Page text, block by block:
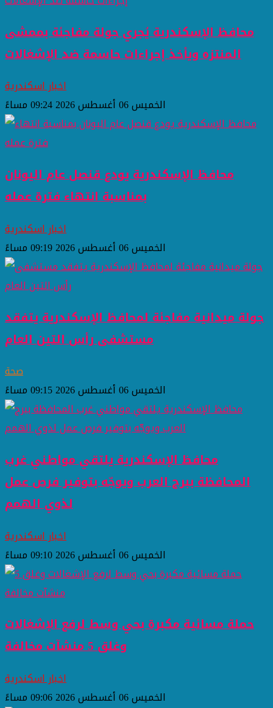
محافظ الإسكندرية يُجري جولة مفاجئة بممشى
المنتزه ويأخذ إجراءات حاسمة ضد الإشغالات
اخبار اسكندرية
الخميس 06 أغسطس 2026 09:24 مساءً
محافظ الإسكندرية يودع قنصل عام اليونان
بمناسبة انتهاء فترة عمله
اخبار اسكندرية
الخميس 06 أغسطس 2026 09:19 مساءً
جولة ميدانية مفاجئة لمحافظ الإسكندرية يتفقد
مستشفى رأس التين العام
صحة
الخميس 06 أغسطس 2026 09:15 مساءً
محافظ الإسكندرية يلتقي مواطني غرب
المحافظة ببرج العرب ويوجّه بتوفير فرص عمل
لذوي الهمم
اخبار اسكندرية
الخميس 06 أغسطس 2026 09:10 مساءً
حملة مسائية مكبرة بحي وسط لرفع الإشغالات
وغلق 5 منشآت مخالفة
اخبار اسكندرية
الخميس 06 أغسطس 2026 09:06 مساءً